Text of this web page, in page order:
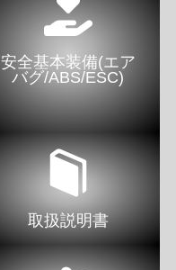
安全基本装備(エア
バグ/ABS/ESC)
取扱説明書